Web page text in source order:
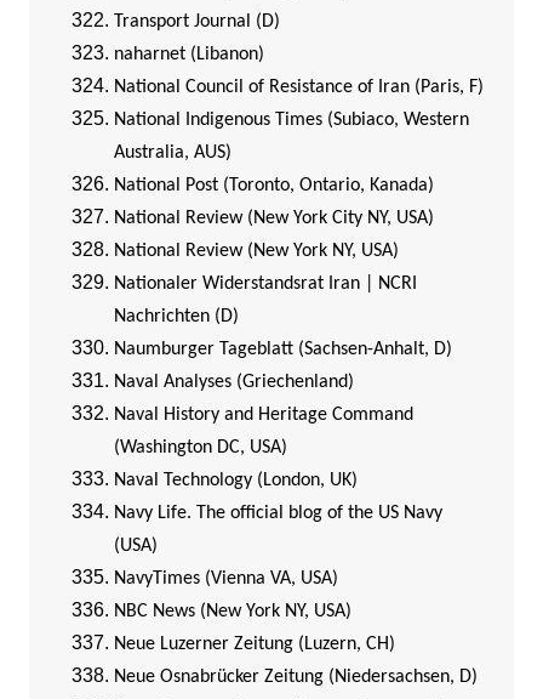
Transport Journal (D)
naharnet (Libanon)
National Council of Resistance of Iran (Paris, F)
National Indigenous Times (Subiaco, Western
Australia, AUS)
National Post (Toronto, Ontario, Kanada)
National Review (New York City NY, USA)
National Review (New York NY, USA)
Nationaler Widerstandsrat Iran | NCRI
Nachrichten (D)
Naumburger Tageblatt (Sachsen-Anhalt, D)
Naval Analyses (Griechenland)
Naval History and Heritage Command
(Washington DC, USA)
Naval Technology (London, UK)
Navy Life. The official blog of the US Navy
(USA)
NavyTimes (Vienna VA, USA)
NBC News (New York NY, USA)
Neue Luzerner Zeitung (Luzern, CH)
Neue Osnabrücker Zeitung (Niedersachsen, D)